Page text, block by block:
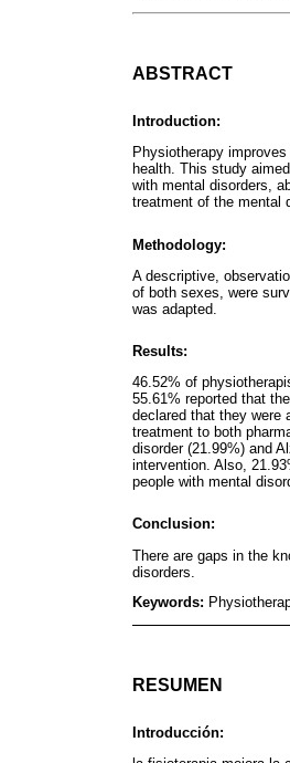
ABSTRACT
Introduction:
Physiotherapy
health. This study
with mental disorders,
treatment of the mental
Methodology:
A descriptive,
of both sexes, were
was adapted.
Results:
46.52% of
55.61% reported that
declared that they were
treatment to both
disorder (21.99%) and
intervention. Also,
people with mental
Conclusion:
There are gaps in the
disorders.
Keywords:
RESUMEN
Introducción: